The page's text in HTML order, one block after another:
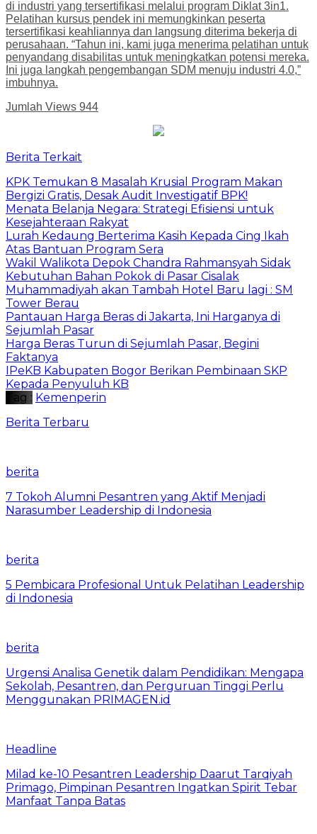
di industri yang tersertifikasi melalui program Diklat 3in1.
Pelatihan kursus pendek ini memungkinkan peserta
tersertifikasi keahliannya dan langsung diterima bekerja di
perusahaan. “Tahun ini, kami juga menerima pelatihan untuk
penyandang disabilitas untuk meningkatkan potensi mereka.
Ini juga langkah pengembangan SDM menuju industri 4.0,”
imbuhnya.
Jumlah Views 944
Berita Terkait
​KPK Temukan 8 Masalah Krusial Program Makan
Bergizi Gratis, Desak Audit Investigatif BPK!
Menata Belanja Negara: Strategi Efisiensi untuk
Kesejahteraan Rakyat
Lurah Kedaung Berterima Kasih Kepada Cing Ikah
Atas Bantuan Program Sera
Wakil Walikota Depok Chandra Rahmansyah Sidak
Kebutuhan Bahan Pokok di Pasar Cisalak
Muhammadiyah akan Tambah Hotel Baru lagi : SM
Tower Berau
Pantauan Harga Beras di Jakarta, Ini Harganya di
Sejumlah Pasar
Harga Beras Turun di Sejumlah Pasar, Begini
Faktanya
IPeKB Kabupaten Bogor Berikan Pembinaan SKP
Kepada Penyuluh KB
Tag : Kemenperin
Berita Terbaru
berita
7 Tokoh Alumni Pesantren yang Aktif Menjadi
Narasumber Leadership di Indonesia
berita
5 Pembicara Profesional Untuk Pelatihan Leadership
di Indonesia
berita
Urgensi Analisa Genetik dalam Pendidikan: Mengapa
Sekolah, Pesantren, dan Perguruan Tinggi Perlu
Menggunakan PRIMAGEN.id
Headline
Milad ke-10 Pesantren Leadership Daarut Tarqiyah
Primago, Pimpinan Pesantren Ingatkan Spirit Tebar
Manfaat Tanpa Batas